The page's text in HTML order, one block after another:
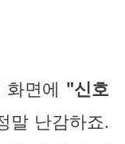
면에 "신호
말 난감하죠.